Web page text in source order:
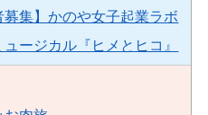
募集】かのや女子起業ラボ
ージカル『ヒメとヒコ』